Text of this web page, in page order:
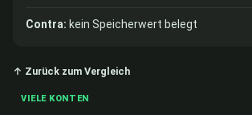
Contra: kein Speicherwert belegt
↑ Zurück zum Vergleich
VIELE KONTEN